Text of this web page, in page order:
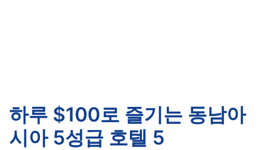
하루 $100로 즐기는 동남아
시아 5성급 호텔 5